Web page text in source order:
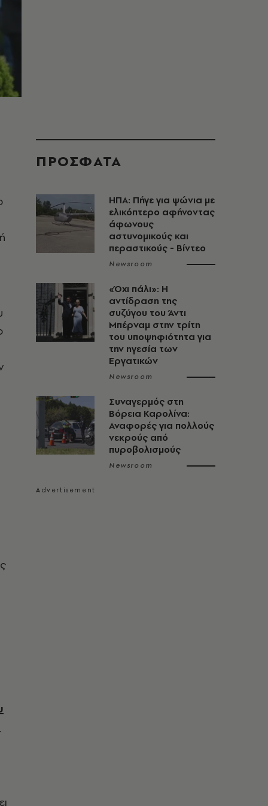
ΠΡΟΣΦΑΤΑ
ΗΠΑ: Πήγε για ψώνια με
ελικόπτερο αφήνοντας
άφωνους
αστυνομικούς και
περαστικούς - Βίντεο
Newsroom
«Όχι πάλι»: Η
αντίδραση της
συζύγου του Άντι
Μπέρναμ στην τρίτη
του υποψηφιότητα για
την ηγεσία των
Εργατικών
Newsroom
Συναγερμός στη
Βόρεια Καρολίνα:
Αναφορές για πολλούς
νεκρούς από
πυροβολισμούς
Newsroom